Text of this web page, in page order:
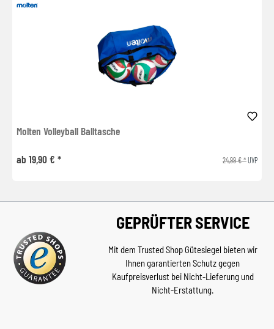
Molten Volleyball Balltasche
ab 19,90 € * 24,99 € *UVP
GEPRÜFTER SERVICE
Mit dem Trusted Shop Gütesiegel bieten wir
Ihnen garantierten Schutz gegen
Kaufpreisverlust bei Nicht-Lieferung und
Nicht-Erstattung.